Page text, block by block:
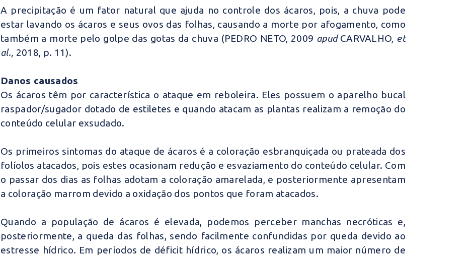
A precipitação é um fator natural que ajuda no controle dos ácaros, pois, a chuva pode
estar lavando os ácaros e seus ovos das folhas, causando a morte por afogamento, como
também a morte pelo golpe das gotas da chuva (PEDRO NETO, 2009 apudCARVALHO, et
al., 2018, p. 11).
Danos causados
Os ácaros têm por característica o ataque em reboleira. Eles possuem o aparelho bucal
raspador/sugador dotado de estiletes e quando atacam as plantas realizam a remoção do
conteúdo celular exsudado.
Os primeiros sintomas do ataque de ácaros é a coloração esbranquiçada ou prateada dos
folíolos atacados, pois estes ocasionam redução e esvaziamento do conteúdo celular. Com
o passar dos dias as folhas adotam a coloração amarelada, e posteriormente apresentam
a coloração marrom devido a oxidação dos pontos que foram atacados.
Quando a população de ácaros é elevada, podemos perceber manchas necróticas e,
posteriormente, a queda das folhas, sendo facilmente confundidas por queda devido ao
estresse hídrico. Em períodos de déficit hídrico, os ácaros realizam um maior número de